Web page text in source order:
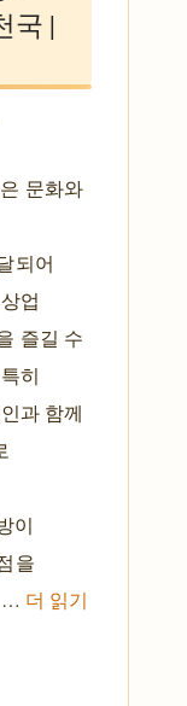
국 |
문화와
되어
업
즐길 수
히
과 함께
이
을
… 더 읽기